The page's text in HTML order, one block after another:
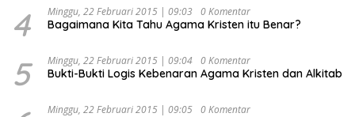
4 Minggu, 22 Februari 2015 | 09:03 0 Komentar
Bagaimana Kita Tahu Agama Kristen itu Benar?
5 Minggu, 22 Februari 2015 | 09:04 0 Komentar
Bukti-Bukti Logis Kebenaran Agama Kristen dan Alkitab
Minggu, 22 Februari 2015 | 09:05 0 Komentar